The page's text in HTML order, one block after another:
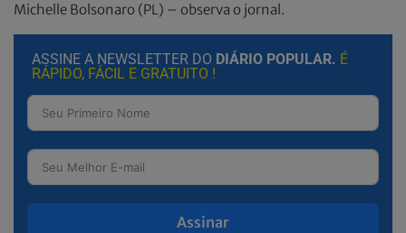
Michelle Bolsonaro (PL) – observa o jornal.
ASSINE A NEWSLETTER DO DIÁRIO POPULAR. É
RÁPIDO, FÁCIL E GRATUITO !
Assinar